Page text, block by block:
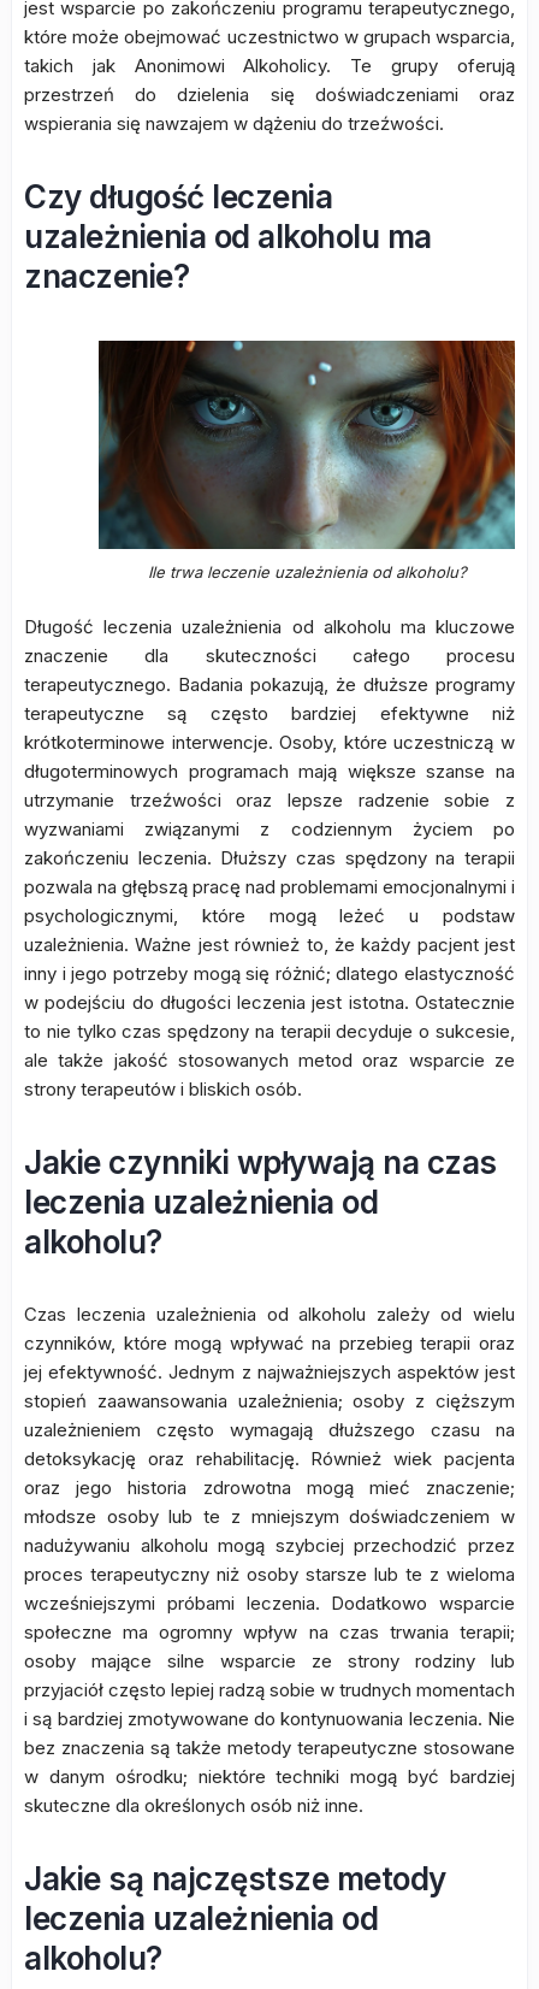
jest wsparcie po zakończeniu programu terapeutycznego,
które może obejmować uczestnictwo w grupach wsparcia,
takich jak Anonimowi Alkoholicy. Te grupy oferują
przestrzeń do dzielenia się doświadczeniami oraz
wspierania się nawzajem w dążeniu do trzeźwości.
Czy długość leczenia
uzależnienia od alkoholu ma
znaczenie?
Ile trwa leczenie uzależnienia od alkoholu?
Długość leczenia uzależnienia od alkoholu ma kluczowe
znaczenie dla skuteczności całego procesu
terapeutycznego. Badania pokazują, że dłuższe programy
terapeutyczne są często bardziej efektywne niż
krótkoterminowe interwencje. Osoby, które uczestniczą w
długoterminowych programach mają większe szanse na
utrzymanie trzeźwości oraz lepsze radzenie sobie z
wyzwaniami związanymi z codziennym życiem po
zakończeniu leczenia. Dłuższy czas spędzony na terapii
pozwala na głębszą pracę nad problemami emocjonalnymi i
psychologicznymi, które mogą leżeć u podstaw
uzależnienia. Ważne jest również to, że każdy pacjent jest
inny i jego potrzeby mogą się różnić; dlatego elastyczność
w podejściu do długości leczenia jest istotna. Ostatecznie
to nie tylko czas spędzony na terapii decyduje o sukcesie,
ale także jakość stosowanych metod oraz wsparcie ze
strony terapeutów i bliskich osób.
Jakie czynniki wpływają na czas
leczenia uzależnienia od
alkoholu?
Czas leczenia uzależnienia od alkoholu zależy od wielu
czynników, które mogą wpływać na przebieg terapii oraz
jej efektywność. Jednym z najważniejszych aspektów jest
stopień zaawansowania uzależnienia; osoby z cięższym
uzależnieniem często wymagają dłuższego czasu na
detoksykację oraz rehabilitację. Również wiek pacjenta
oraz jego historia zdrowotna mogą mieć znaczenie;
młodsze osoby lub te z mniejszym doświadczeniem w
nadużywaniu alkoholu mogą szybciej przechodzić przez
proces terapeutyczny niż osoby starsze lub te z wieloma
wcześniejszymi próbami leczenia. Dodatkowo wsparcie
społeczne ma ogromny wpływ na czas trwania terapii;
osoby mające silne wsparcie ze strony rodziny lub
przyjaciół często lepiej radzą sobie w trudnych momentach
i są bardziej zmotywowane do kontynuowania leczenia. Nie
bez znaczenia są także metody terapeutyczne stosowane
w danym ośrodku; niektóre techniki mogą być bardziej
skuteczne dla określonych osób niż inne.
Jakie są najczęstsze metody
leczenia uzależnienia od
alkoholu?